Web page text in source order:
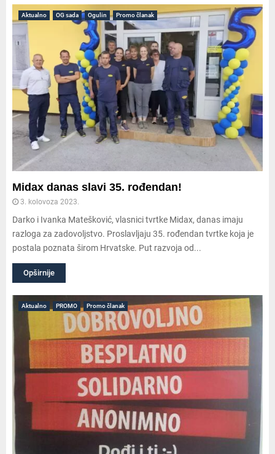
Aktualno OG sada Ogulin Promo članak
Midax danas slavi 35. rođendan!
3. kolovoza 2023.
Darko i Ivanka Matešković, vlasnici tvrtke Midax, danas imaju
razloga za zadovoljstvo. Proslavljaju 35. rođendan tvrtke koja je
postala poznata širom Hrvatske. Put razvoja od...
Opširnije
Aktualno PROMO Promo članak